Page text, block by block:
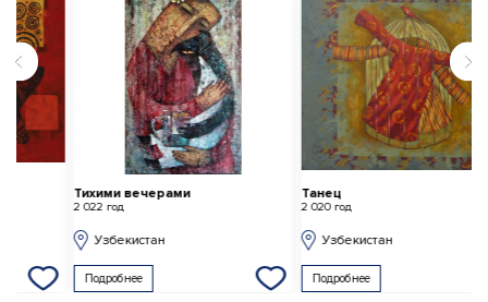
Тихими вечерами
Узбекистан
Подробнее
Узбекистан
Подробнее